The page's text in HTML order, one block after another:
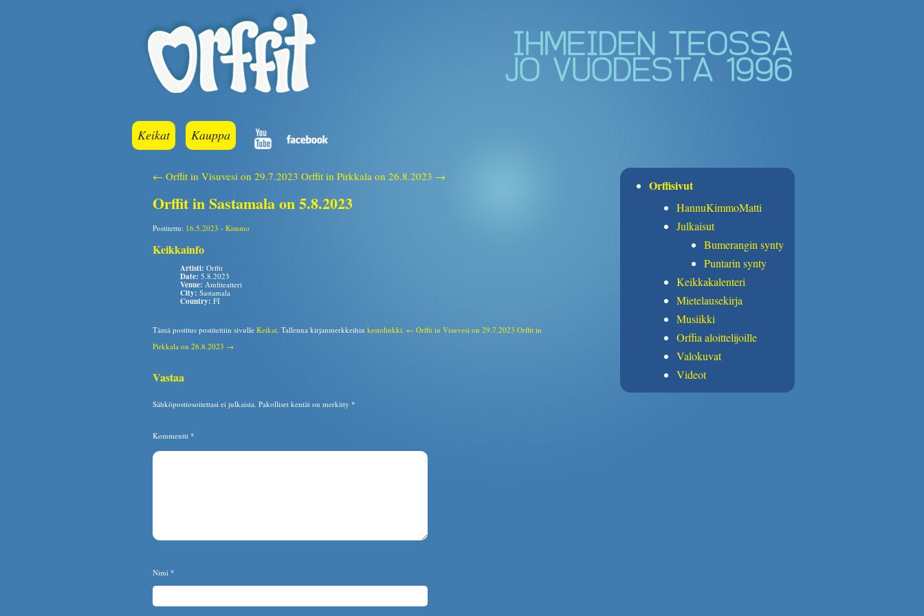
Keikat Kauppa
← Orffit in Visuvesi on 29.7.2023 Orffit in Pirkkala on 26.8.2023 →
Orffit in Sastamala on 5.8.2023
Postitettu: 16.5.2023 - Kimmo
Keikkainfo
Artisti: Orffit
Date: 5.8.2023
Venue: Amfiteatteri
City: Sastamala
Country: FI
Tämä postitus postitettiin sivulle Keikat. Tallenna kirjanmerkkeihin kestolinkki. ← Orffit in Visuvesi on 29.7.2023 Orffit in
Pirkkala on 26.8.2023 →
Vastaa
Sähköpostiosoitettasi ei julkaista. Pakolliset kentät on merkitty *
Kommentti *
Nimi *
Orffisivut
HannuKimmoMatti
Julkaisut
Bumerangin synty
Puntarin synty
Keikkakalenteri
Mietelausekirja
Musiikki
Orffia aloittelijoille
Valokuvat
Videot